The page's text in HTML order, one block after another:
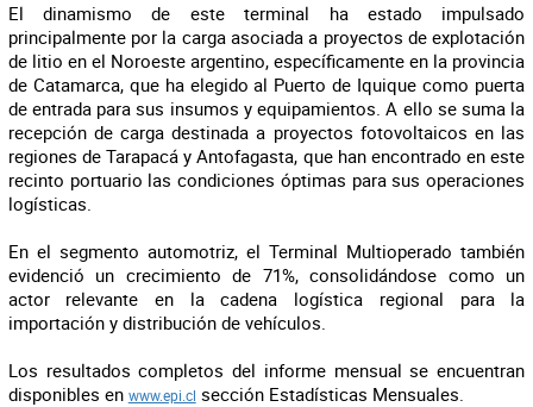
El dinamismo de este terminal ha estado impulsado
principalmente por la carga asociada a proyectos de explotación
de litio en el Noroeste argentino, específicamente en la provincia
de Catamarca, que ha elegido al Puerto de Iquique como puerta
de entrada para sus insumos y equipamientos. A ello se suma la
recepción de carga destinada a proyectos fotovoltaicos en las
regiones de Tarapacá y Antofagasta, que han encontrado en este
recinto portuario las condiciones óptimas para sus operaciones
logísticas.
En el segmento automotriz, el Terminal Multioperado también
evidenció un crecimiento de 71%, consolidándose como un
actor relevante en la cadena logística regional para la
importación y distribución de vehículos.
Los resultados completos del informe mensual se encuentran
disponibles en www.epi.cl sección Estadísticas Mensuales.